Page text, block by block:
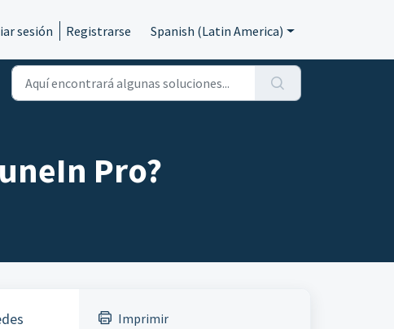
sesión Registrarse Spanish (Latin America)
Pro?
Imprimir